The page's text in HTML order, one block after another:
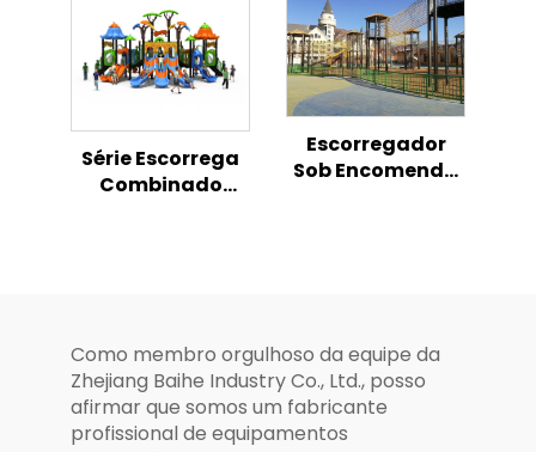
Oceânica e
Escorregador
Combinado
Série Escorrega
Combinado
Escorregador
Sob Encomenda
Como membro orgulhoso da equipe da
Zhejiang Baihe Industry Co., Ltd., posso
afirmar que somos um fabricante
profissional de equipamentos